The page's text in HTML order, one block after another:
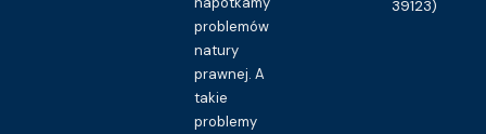
problemów
natury
prawnej. A
takie
problemy
39123)